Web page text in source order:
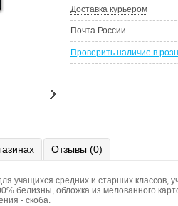
Доставка курьером
Почта России
Проверить наличие в
Отзывы (0)
учащихся средних и старших классов,
белизны, обложка из мелованного
- скоба.